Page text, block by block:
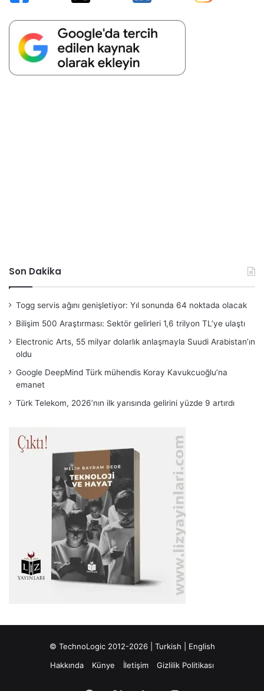
Son Dakika
Togg servis ağını genişletiyor: Yıl sonunda 64 noktada olacak
Bilişim 500 Araştırması: Sektör gelirleri 1,6 trilyon TL’ye ulaştı
Electronic Arts, 55 milyar dolarlık anlaşmayla Suudi Arabistan’ın
oldu
Google DeepMind Türk mühendis Koray Kavukcuoğlu’na
emanet
Türk Telekom, 2026’nın ilk yarısında gelirini yüzde 9 artırdı
© TechnoLogic 2012-2026 | Turkish
English
Hakkında
Künye İletişim Gizlilik Politikası